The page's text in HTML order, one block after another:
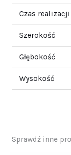
Czas realizacji
Szerokość
Głębokość
Wysokość
Sprawdź inne